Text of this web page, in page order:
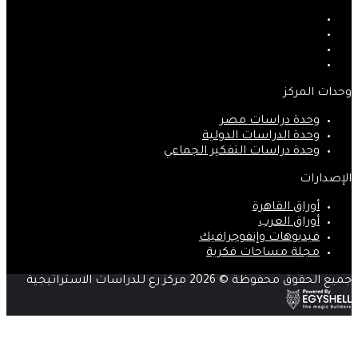
وحدات المركز
وحدة دراسات مصر
وحدة الدراسات الدولية
وحدة دراسات التفكير الجماعي
الإصدارات
أوراق القاهرة
أوراق العرب
فيديوهات وإنفوجرافيك
مجلة مساحات فكرية
جميع الحقوق محفوظة © 2026 مركز رع للدراسات الاستراتيجية